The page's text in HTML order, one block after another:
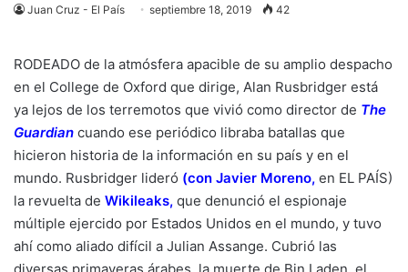
Juan Cruz - El País septiembre 18, 2019 42
RODEADO de la atmósfera apacible de su amplio despacho
en el College de Oxford que dirige, Alan Rusbridger está
ya lejos de los terremotos que vivió como director de The
Guardian cuando ese periódico libraba batallas que
hicieron historia de la información en su país y en el
mundo. Rusbridger lideró (con Javier Moreno, en EL PAÍS)
la revuelta de Wikileaks, que denunció el espionaje
múltiple ejercido por Estados Unidos en el mundo, y tuvo
ahí como aliado difícil a Julian Assange. Cubrió las